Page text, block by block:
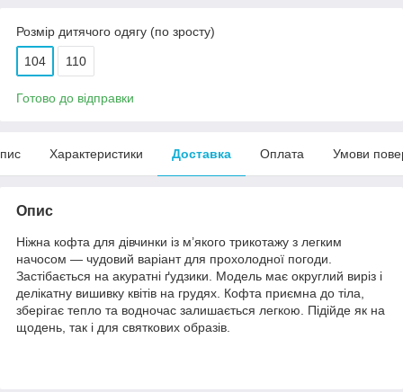
Розмір дитячого одягу (по зросту)
104 110
Готово до відправки
Характеристики Доставка Оплата Умови
Опис
Ніжна кофта для дівчинки із м’якого трикотажу з легким
начосом — чудовий варіант для прохолодної погоди.
Застібається на акуратні ґудзики. Модель має округлий виріз і
делікатну вишивку квітів на грудях. Кофта приємна до тіла,
зберігає тепло та водночас залишається легкою. Підійде як на
щодень, так і для святкових образів.